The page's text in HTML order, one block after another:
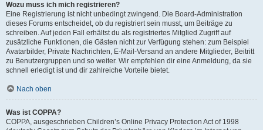
Wozu muss ich mich registrieren?
Eine Registrierung ist nicht unbedingt zwingend. Die Board-Administration
dieses Forums entscheidet, ob du registriert sein musst, um Beiträge zu
schreiben. Auf jeden Fall erhältst du als registriertes Mitglied Zugriff auf
zusätzliche Funktionen, die Gästen nicht zur Verfügung stehen: zum Beispiel
Avatarbilder, Private Nachrichten, E-Mail-Versand an andere Mitglieder, Beitritt
zu Benutzergruppen und so weiter. Wir empfehlen dir eine Anmeldung, da sie
schnell erledigt ist und dir zahlreiche Vorteile bietet.
Nach oben
Was ist COPPA?
COPPA, ausgeschrieben Children’s Online Privacy Protection Act of 1998